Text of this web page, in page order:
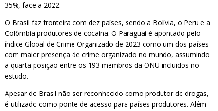
35%, face a 2022.
O Brasil faz fronteira com dez países, sendo a Bolívia, o Peru e a
Colômbia produtores de cocaína. O Paraguai é apontado pelo
índice Global de Crime Organizado de 2023 como um dos países
com maior presença de crime organizado no mundo, assumindo
a quarta posição entre os 193 membros da ONU incluídos no
estudo.
Apesar do Brasil não ser reconhecido como produtor de drogas,
é utilizado como ponte de acesso para países produtores. Além